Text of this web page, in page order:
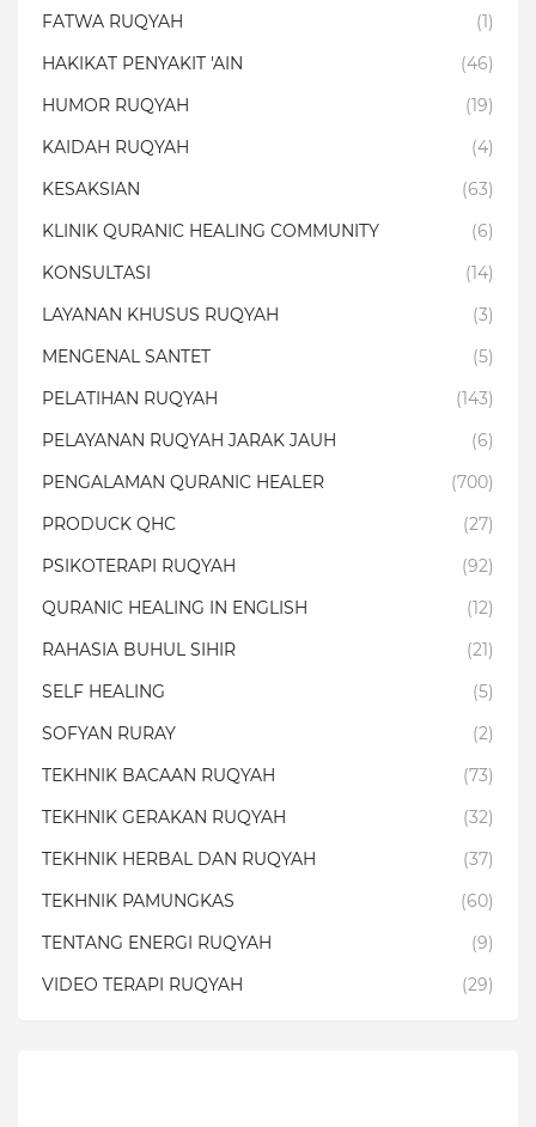
FATWA RUQYAH
(1)
HAKIKAT PENYAKIT 'AIN
(46)
HUMOR RUQYAH
(19)
KAIDAH RUQYAH
(4)
KESAKSIAN
(63)
KLINIK QURANIC HEALING COMMUNITY
(6)
KONSULTASI
(14)
LAYANAN KHUSUS RUQYAH
(3)
MENGENAL SANTET
(5)
PELATIHAN RUQYAH
(143)
PELAYANAN RUQYAH JARAK JAUH
(6)
PENGALAMAN QURANIC HEALER
(700)
PRODUCK QHC
(27)
PSIKOTERAPI RUQYAH
(92)
QURANIC HEALING IN ENGLISH
(12)
RAHASIA BUHUL SIHIR
(21)
SELF HEALING
(5)
SOFYAN RURAY
(2)
TEKHNIK BACAAN RUQYAH
(73)
TEKHNIK GERAKAN RUQYAH
(32)
TEKHNIK HERBAL DAN RUQYAH
(37)
TEKHNIK PAMUNGKAS
(60)
TENTANG ENERGI RUQYAH
(9)
VIDEO TERAPI RUQYAH
(29)